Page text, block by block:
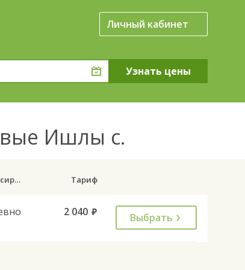
Личный кабинет
Ишлы с.
Дни курсирования Тариф
2 040 руб. Выбрать